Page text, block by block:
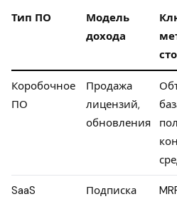
Тип ПО
Модель
дохода
Коробочное
ПО
Продажа
лицензий,
обновления
SaaS
Подписка